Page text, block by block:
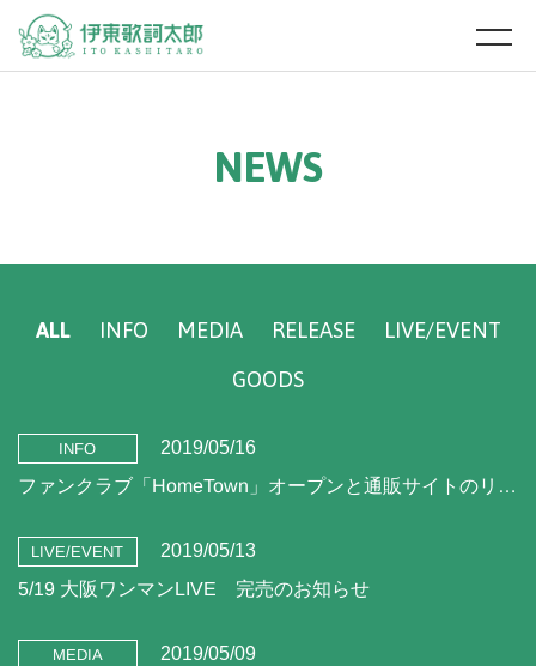
NEWS
ALL INFO MEDIA RELEASE
LIVE/EVENT
GOODS
INFO 2019/05/16
ファンクラブ「HomeTown」オープンと通販サイトのリニューアルのお知らせ
LIVE/EVENT 2019/05/13
5/19 大阪ワンマンLIVE 完売のお知らせ
MEDIA 2019/05/09